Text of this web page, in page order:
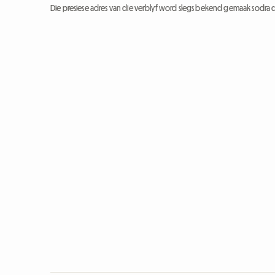
Die presiese adres van die verblyf word slegs bekend gemaak sodra